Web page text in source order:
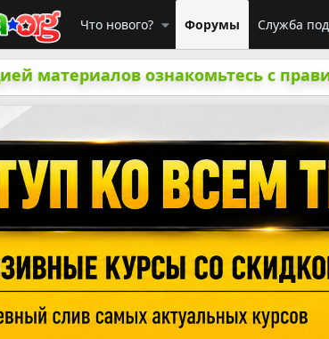
Что нового? Форумы Служба
материалов ознакомьтесь с